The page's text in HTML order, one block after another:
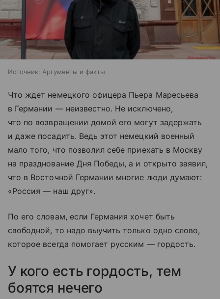
Источник: Аргументы и факты
Что ждет немецкого офицера Пьера Маресьева
в Германии — неизвестно. Не исключено,
что по возвращении домой его могут задержать
и даже посадить. Ведь этот немецкий военный
мало того, что позволил себе приехать в Москву
на празднование Дня Победы, а и открыто заявил,
что в Восточной Германии многие люди думают:
«Россия — наш друг».
По его словам, если Германия хочет быть
свободной, то надо выучить только одно слово,
которое всегда помогает русским — гордость.
У кого есть гордость, тем
боятся нечего